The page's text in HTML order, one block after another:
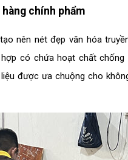
chính phẩm
nên nét đẹp văn hóa
có chứa hoạt chất chống
được ưa chuộng cho